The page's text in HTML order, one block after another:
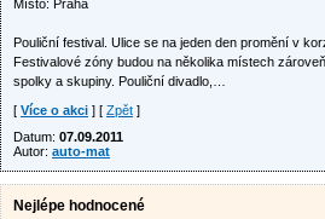
Místo: Praha
Pouliční festival. Ulice se na jeden den promění v
Festivalové zóny budou na několika místech
spolky a skupiny. Pouliční divadlo,…
[ Více o akci ] [ Zpět ]
Datum: 07.09.2011
Autor: auto-mat
Nejlépe hodnocené